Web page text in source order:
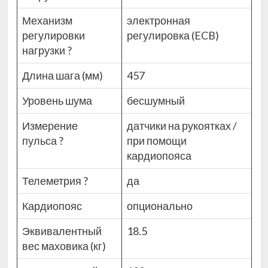
Механизм
регулировки
нагрузки ?
электронная
регулировка (ECB)
Длина шага (мм)
457
Уровень шума
бесшумный
Измерение
пульса ?
датчики на рукоятках /
при помощи
кардиопояса
Телеметрия ?
да
Кардиопояс
опционально
Эквивалентный
вес маховика (кг)
18.5